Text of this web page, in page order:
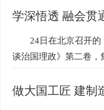
学深悟透 融会贯
24日在北京召开
谈治国理政》第二卷，
做大国工匠 建制